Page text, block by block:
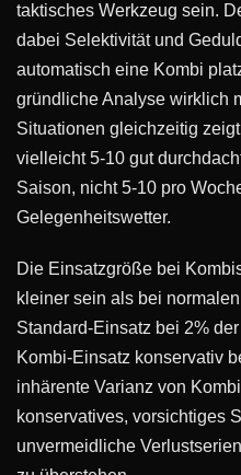
taktisches Werkzeug sein.
dabei Selektivität und
automatisch eine Kombi
gründliche Analyse wirklich
Situationen gleichzeitig
vielleicht 5-10 gut
Saison, nicht 5-10 pro
Gelegenheitswetter.
Die Einsatzgröße bei
kleiner sein als bei
Standard-Einsatz bei 2%
Kombi-Einsatz konservativ
inhärente Varianz von
konservatives, vorsichtiges
unvermeidliche